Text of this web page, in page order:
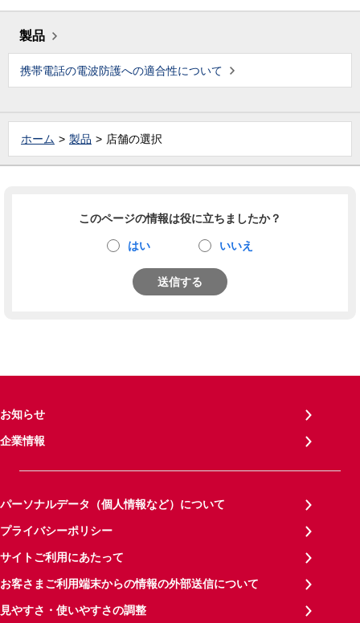
製品
携帯電話の電波防護への適合性について
ホーム 製品 店舗の選択
このページの情報は役に立ちましたか？
はい いいえ
送信する
お知らせ
企業情報
パーソナルデータ（個人情報など）について
プライバシーポリシー
サイトご利用にあたって
お客さまご利用端末からの情報の外部送信について
見やすさ・使いやすさの調整